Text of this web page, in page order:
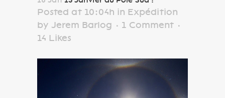
Posted at 10:04h in Expédition
by Jerem Barlog
1 Comment
14 Likes